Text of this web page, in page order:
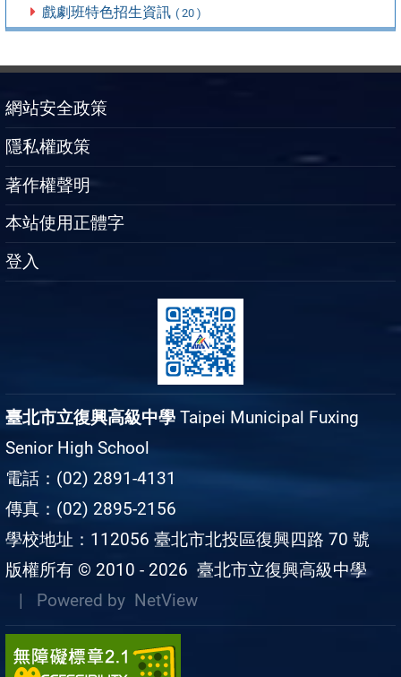
戲劇班特色招生資訊 ( 20 )
網站安全政策
隱私權政策
著作權聲明
本站使用正體字
登入
臺北市立復興高級中學 Taipei Municipal Fuxing
Senior High School
電話：(02) 2891-4131
傳真：(02) 2895-2156
學校地址：112056 臺北市北投區復興四路 70 號
版權所有 © 2010 - 2026 臺北市立復興高級中學
| Powered by NetView